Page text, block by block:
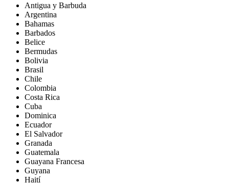
Antigua y Barbuda
Argentina
Bahamas
Barbados
Belice
Bermudas
Bolivia
Brasil
Chile
Colombia
Costa Rica
Cuba
Dominica
Ecuador
El Salvador
Granada
Guatemala
Guayana Francesa
Guyana
Haití